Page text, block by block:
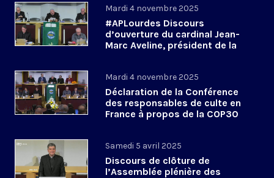
Mardi 4 novembre 2025
#APLourdes Discours
d’ouverture du cardinal Jean-
Marc Aveline, président de la
Mardi 4 novembre 2025
Déclaration de la Conférence
des responsables de culte en
France à propos de la COP30
Samedi 5 avril 2025
Discours de clôture de
l’Assemblée plénière des